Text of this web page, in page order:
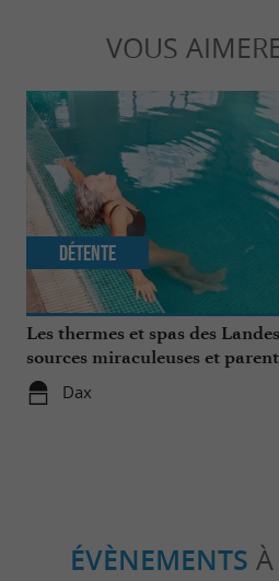
VOUS
Les thermes et spas des
sources miraculeuses et
bien-être
Dax
Détente
ÉVÈNEMENTS